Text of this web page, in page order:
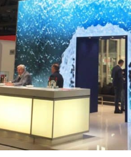
31 Marzo 2019